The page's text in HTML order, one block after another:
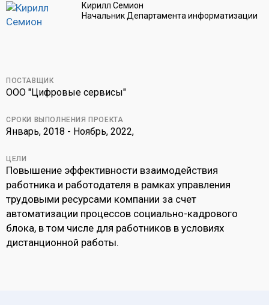
Кирилл Семион
Начальник Департамента информатизации
ПОСТАВЩИК
ООО "Цифровые сервисы"
СРОКИ ВЫПОЛНЕНИЯ ПРОЕКТА
Январь, 2018 - Ноябрь, 2022,
ЦЕЛИ
Повышение эффективности взаимодействия
работника и работодателя в рамках управления
трудовыми ресурсами компании за счет
автоматизации процессов социально-кадрового
блока, в том числе для работников в условиях
дистанционной работы.